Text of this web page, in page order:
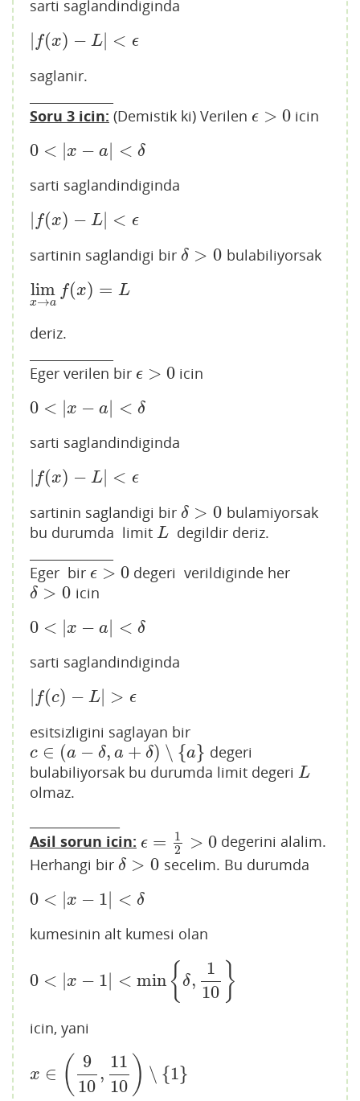
sarti saglandindiginda
f(x) − L < ϵ
|f( x)− L| ϵ
saglanir.
Soru 3 icin: (Demistik ki) Verilen ϵ > 0
ϵ>0 icin
0 < |x − a| < δ
0 <|x−a|<
δ
sarti saglandindiginda
f(x) − L < ϵ
|f( x)− L| ϵ
sartinin saglandigi bir δ > 0
δ >0 bulabiliyorsak
lim
x→a
f(x) = L
lim x→af x)= L
deriz.
Eger verilen bir ϵ > 0
ϵ>0 icin
0 < |x − a| < δ
0 <|x−a|<
δ
sarti saglandindiginda
f(x) − L < ϵ
|f( x)− L| ϵ
sartinin saglandigi bir δ > 0
δ >0
bulamiyorsak
bu durumda limit L
L
degildir deriz.
Eger bir ϵ > 0
ϵ>0 degeri verildiginde her
δ > 0
δ >0 icin
0 < |x − a| < δ
0 <|x−a|<
δ
sarti saglandindiginda
f(c) − L > ϵ
|f( c)− L| ϵ
esitsizligini saglayan bir
c ∈ (a − δ, a + δ) ∖ {a}
c∈( a−δ a+ δ)∖{ a}
degeri
bulabiliyorsak bu durumda limit degeri L
L
olmaz.
Asil sorun icin: ϵ =
1
2
> 0
ϵ=12 >0
degerini alalim.
Herhangi bir δ > 0
δ >0 secelim. Bu durumda
0 < |x − 1| < δ
0 <|x−1 |
δ
kumesinin alt kumesi olan
0 < |x − 1| < min {δ,
1
10 }
0< |x −1 |<min{δ ,1 10 }
icin, yani
x ∈ (
9
10
,
11
10 ) ∖ {1}
x ∈ 910,1110 )∖ {1 }